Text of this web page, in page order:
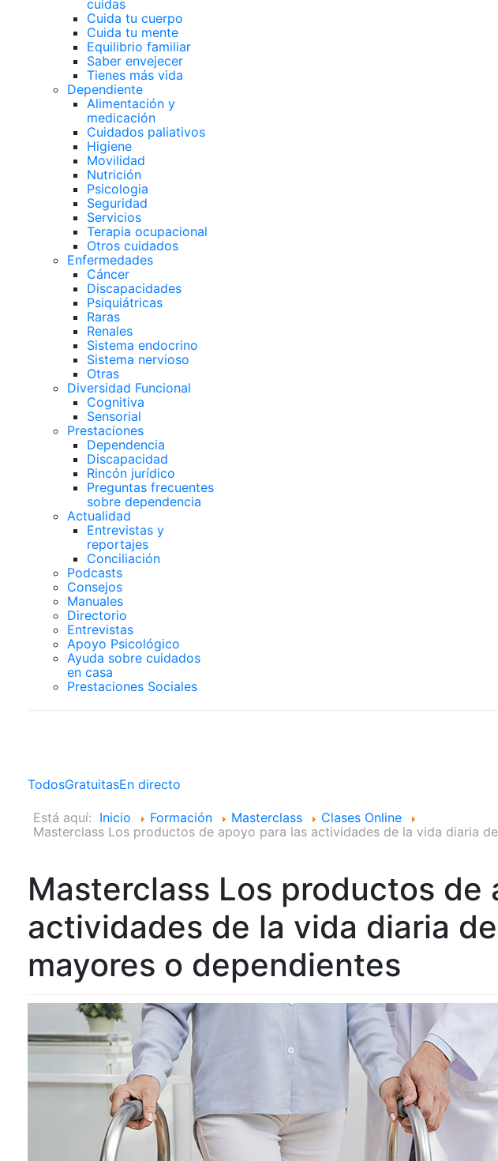
cuidas
Cuida tu cuerpo
Cuida tu mente
Equilibrio familiar
Saber envejecer
Tienes más vida
Dependiente
Alimentación y
medicación
Cuidados paliativos
Higiene
Movilidad
Nutrición
Psicologia
Seguridad
Servicios
Terapia ocupacional
Otros cuidados
Enfermedades
Cáncer
Discapacidades
Psiquiátricas
Raras
Renales
Sistema endocrino
Sistema nervioso
Otras
Diversidad Funcional
Cognitiva
Sensorial
Prestaciones
Dependencia
Discapacidad
Rincón jurídico
Preguntas frecuentes
sobre dependencia
Actualidad
Entrevistas y
reportajes
Conciliación
Podcasts
Consejos
Manuales
Directorio
Entrevistas
Apoyo Psicológico
Ayuda sobre cuidados
en casa
Prestaciones Sociales
TodosGratuitasEn directo
Está aquí: Inicio Formación Masterclass
Clases Online
Masterclass Los productos de apoyo para las actividades de la vida diaria
Masterclass Los productos de
actividades de la vida diaria
mayores o dependientes